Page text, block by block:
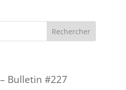
Bulletin #227